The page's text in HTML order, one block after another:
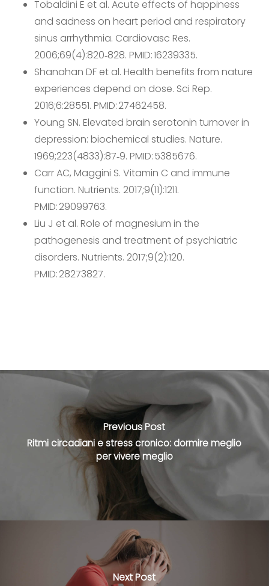
Tobaldini E et al. Acute effects of happiness
and sadness on heart period and respiratory
sinus arrhythmia. Cardiovasc Res.
2006;69(4):820‑828. PMID: 16239335.
Shanahan DF et al. Health benefits from nature
experiences depend on dose. Sci Rep.
2016;6:28551. PMID: 27462458.
Young SN. Elevated brain serotonin turnover in
depression: biochemical studies. Nature.
1969;223(4833):87‑9. PMID: 5385676.
Carr AC, Maggini S. Vitamin C and immune
function. Nutrients. 2017;9(11):1211.
PMID: 29099763.
Liu J et al. Role of magnesium in the
pathogenesis and treatment of psychiatric
disorders. Nutrients. 2017;9(2):120.
PMID: 28273827.
Previous Post
Ritmi circadiani e stress cronico: dormire meglio
per vivere meglio
Next Post